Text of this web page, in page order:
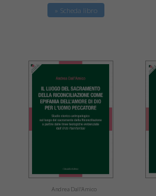
» Scheda libro
Andrea Dall’Amico